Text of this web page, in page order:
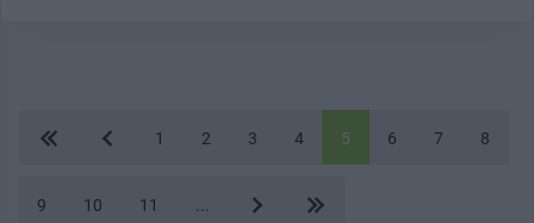
1 2 3 4 5 6 7 8
9 10 11